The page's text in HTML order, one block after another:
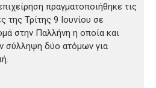
πραγματοποιήθηκε τις
της Τρίτης 9 Ιουνίου σε
στην Παλλήνη η οποία και
σύλληψη δύο ατόμων για